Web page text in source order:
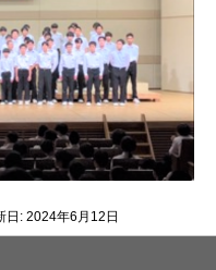
日: 2024年6月12日